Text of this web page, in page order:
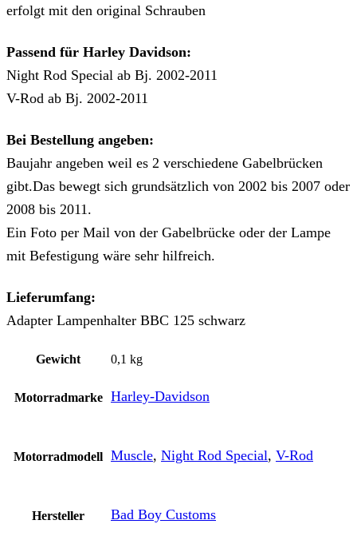
erfolgt mit den original Schrauben
Passend für Harley Davidson:
Night Rod Special ab Bj. 2002-2011
V-Rod ab Bj. 2002-2011
Bei Bestellung angeben:
Baujahr angeben weil es 2 verschiedene Gabelbrücken
gibt.Das bewegt sich grundsätzlich von 2002 bis 2007 oder
2008 bis 2011.
Ein Foto per Mail von der Gabelbrücke oder der Lampe
mit Befestigung wäre sehr hilfreich.
Lieferumfang:
Adapter Lampenhalter BBC 125 schwarz
Gewicht 0,1 kg
Motorradmarke Harley-Davidson
Motorradmodell Muscle, Night Rod Special, V-Rod
Hersteller Bad Boy Customs